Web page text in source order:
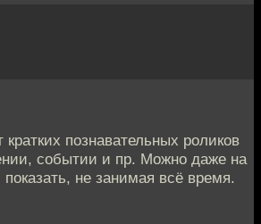
познавательных роликов
событии и пр. Можно даже на
не занимая всё время.